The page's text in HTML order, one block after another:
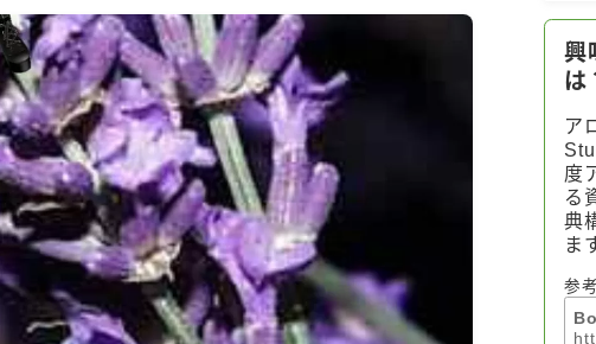
おすすめ商品＆レビュー
★スペシャルアロマハーブ４択クイズ
(kindle出版限定)
FAQ
お問い合わせ